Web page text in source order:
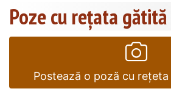
Poze cu rețata
Postează o poză cu